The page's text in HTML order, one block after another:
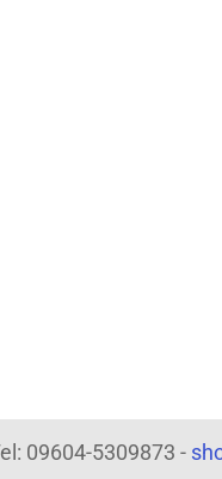
09604-5309873 -